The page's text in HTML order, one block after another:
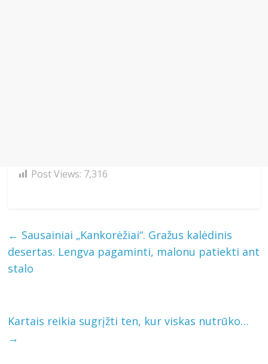
Post Views: 7,316
← Sausainiai „Kankorėžiai“. Gražus kalėdinis
desertas. Lengva pagaminti, malonu patiekti ant
stalo
Kartais reikia sugrįžti ten, kur viskas nutrūko…
→